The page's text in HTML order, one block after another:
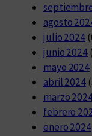
agosto
julio 2024
junio 2024
mayo 2024
abril 2024
marzo
febrero
enero 2024